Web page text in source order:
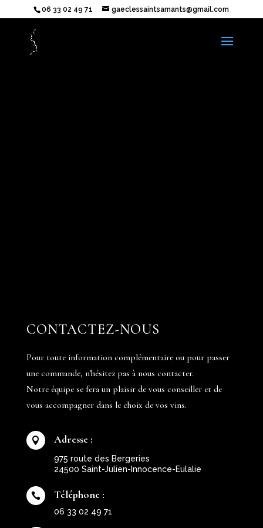
06 33 02 49 71 gaeclessaintsamants@gmail.com
CONTACTEZ-NOUS
Pour toute information complémentaire ou pour passer
une commande, n'hésitez pas à nous contacter.
Notre équipe se fera un plaisir de vous conseiller et de
vous accompagner dans le choix de vos vins.
 Adresse :
975 route des Bergeries
24500 Saint-Julien-Innocence-Eulalie
 Téléphone :
06 33 02 49 71